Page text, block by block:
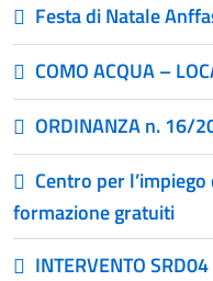
Festa di Natale
COMO ACQUA –
ORDINANZA n. 16/
Centro per
formazione gratuiti
INTERVENTO